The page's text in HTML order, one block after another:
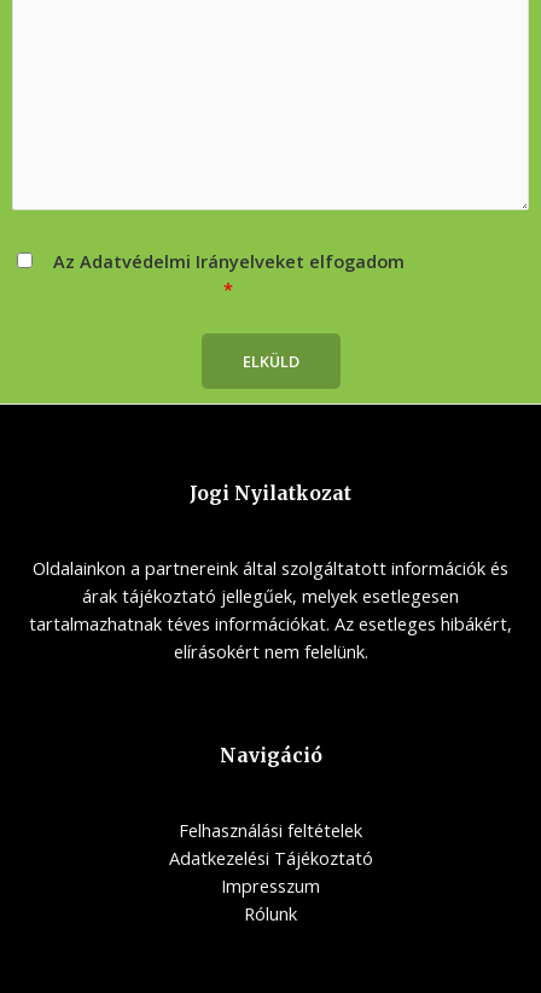
Az Adatvédelmi Irányelveket elfogadom
*
Jogi Nyilatkozat
Oldalainkon a partnereink által szolgáltatott információk és
árak tájékoztató jellegűek, melyek esetlegesen
tartalmazhatnak téves információkat. Az esetleges hibákért,
elírásokért nem felelünk.
Navigáció
Felhasználási feltételek
Adatkezelési Tájékoztató
Impresszum
Rólunk